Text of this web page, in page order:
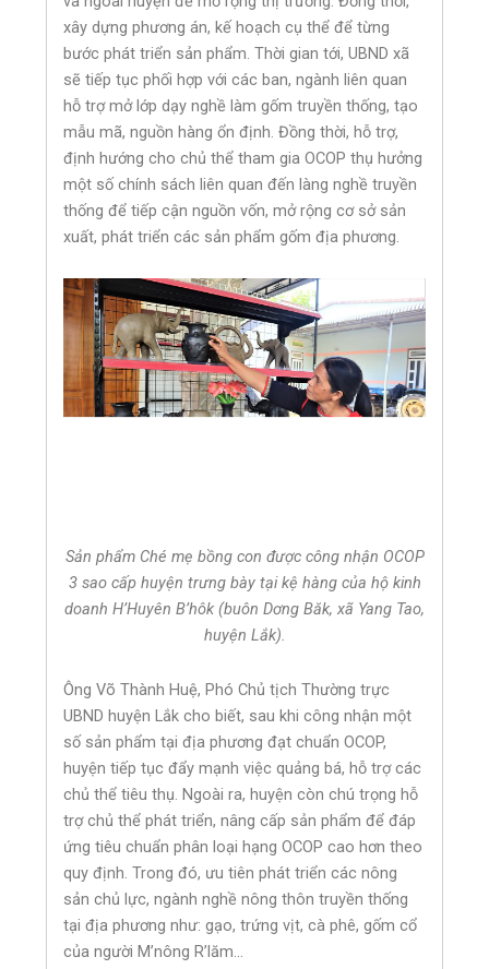
xây dựng phương án, kế hoạch cụ thể để từng
bước phát triển sản phẩm. Thời gian tới, UBND xã
sẽ tiếp tục phối hợp với các ban, ngành liên quan
hỗ trợ mở lớp dạy nghề làm gốm truyền thống, tạo
mẫu mã, nguồn hàng ổn định. Đồng thời, hỗ trợ,
định hướng cho chủ thể tham gia OCOP thụ hưởng
một số chính sách liên quan đến làng nghề truyền
thống để tiếp cận nguồn vốn, mở rộng cơ sở sản
xuất, phát triển các sản phẩm gốm địa phương.
Sản phẩm Ché mẹ bồng con được công nhận OCOP
3 sao cấp huyện trưng bày tại kệ hàng của hộ kinh
doanh H’Huyên B’hôk (buôn Dơng Băk, xã Yang Tao,
huyện Lắk).
Ông Võ Thành Huệ, Phó Chủ tịch Thường trực
UBND huyện Lắk cho biết, sau khi công nhận một
số sản phẩm tại địa phương đạt chuẩn OCOP,
huyện tiếp tục đẩy mạnh việc quảng bá, hỗ trợ các
chủ thể tiêu thụ. Ngoài ra, huyện còn chú trọng hỗ
trợ chủ thể phát triển, nâng cấp sản phẩm để đáp
ứng tiêu chuẩn phân loại hạng OCOP cao hơn theo
quy định. Trong đó, ưu tiên phát triển các nông
sản chủ lực, ngành nghề nông thôn truyền thống
tại địa phương như: gạo, trứng vịt, cà phê, gốm cổ
của người M’nông R’lăm…